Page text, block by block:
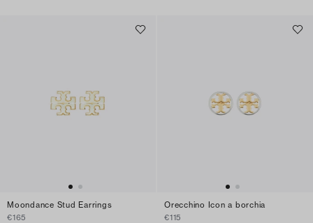
Moondance Stud Earrings
€165
Orecchino Icon a borchia
€115